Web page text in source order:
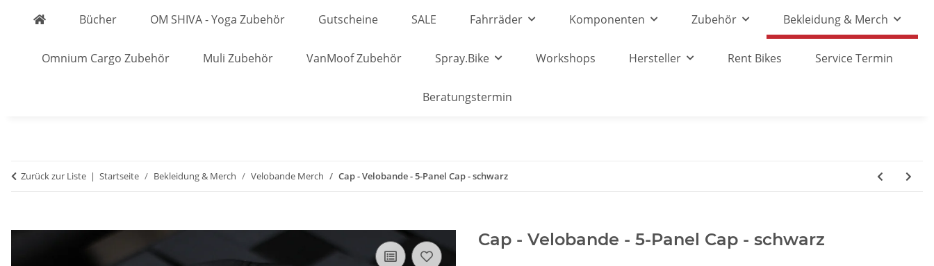
Bücher OM SHIVA - Yoga Zubehör Gutscheine SALE Fahrräder Komponenten Zubehör Bekleidung & Merch
Omnium Cargo Zubehör Muli Zubehör VanMoof Zubehör Spray.Bike Workshops Hersteller Rent Bikes Service Termin
Beratungstermin
Zurück zur Liste Startseite Bekleidung & Merch Velobande Merch Cap - Velobande - 5-Panel Cap - schwarz
Cap - Velobande - 5-Panel Cap - schwarz